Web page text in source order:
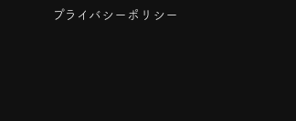
プライバシーポリシー